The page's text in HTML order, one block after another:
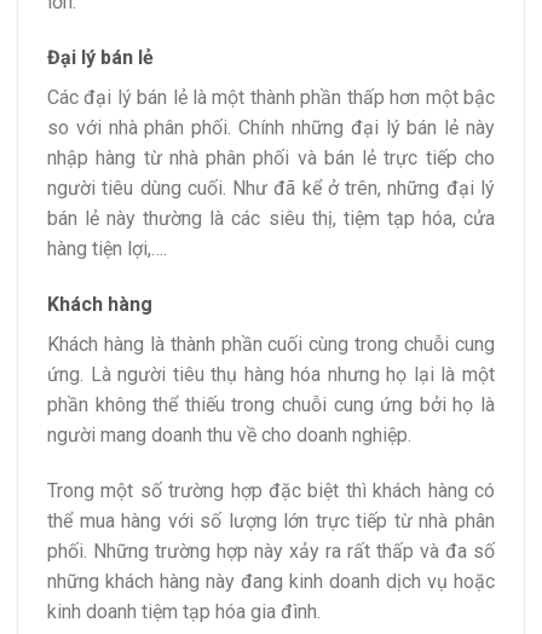
Đại lý bán lẻ
Các đại lý bán lẻ là một thành phần thấp hơn một bậc
so với nhà phân phối. Chính những đại lý bán lẻ này
nhập hàng từ nhà phân phối và bán lẻ trực tiếp cho
người tiêu dùng cuối. Như đã kể ở trên, những đại lý
bán lẻ này thường là các siêu thị, tiệm tạp hóa, cửa
hàng tiện lợi,….
Khách hàng
Khách hàng là thành phần cuối cùng trong chuỗi cung
ứng. Là người tiêu thụ hàng hóa nhưng họ lại là một
phần không thể thiếu trong chuỗi cung ứng bởi họ là
người mang doanh thu về cho doanh nghiệp.
Trong một số trường hợp đặc biệt thì khách hàng có
thể mua hàng với số lượng lớn trực tiếp từ nhà phân
phối. Những trường hợp này xảy ra rất thấp và đa số
những khách hàng này đang kinh doanh dịch vụ hoặc
kinh doanh tiệm tạp hóa gia đình.